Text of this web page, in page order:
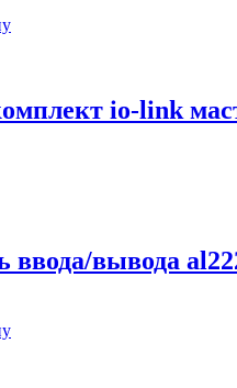
io-link
ввода/вывода